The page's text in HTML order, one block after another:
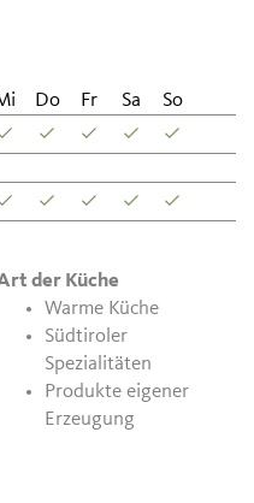
Do Fr Sa
So
der Küche
Warme Küche
Südtiroler
Spezialitäten
Produkte eigener
Erzeugung